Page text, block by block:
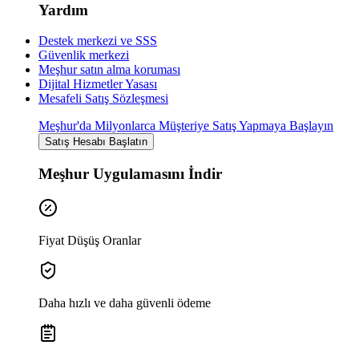
Yardım
Destek merkezi ve SSS
Güvenlik merkezi
Meşhur satın alma koruması
Dijital Hizmetler Yasası
Mesafeli Satış Sözleşmesi
Meşhur'da Milyonlarca Müşteriye Satış Yapmaya Başlayın
Satış Hesabı Başlatın
Meşhur Uygulamasını İndir
Fiyat Düşüş Oranlar
Daha hızlı ve daha güvenli ödeme